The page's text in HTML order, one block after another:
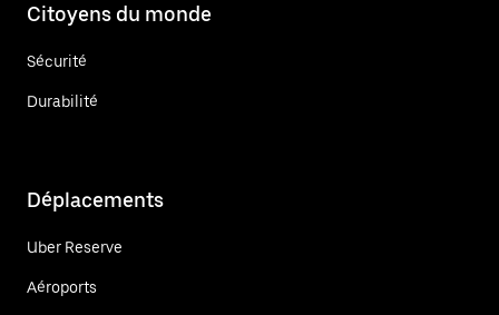
Citoyens du monde
Sécurité
Durabilité
Déplacements
Uber Reserve
Aéroports